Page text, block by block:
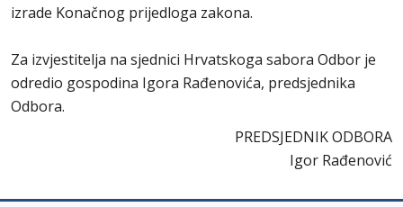
izrade Konačnog prijedloga zakona.
Za izvjestitelja na sjednici Hrvatskoga sabora Odbor je
odredio gospodina Igora Rađenovića, predsjednika
Odbora.
PREDSJEDNIK ODBORA
Igor Rađenović